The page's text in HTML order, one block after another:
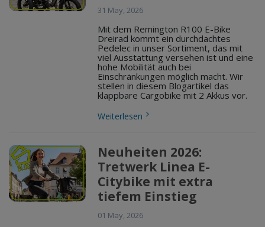
31 May, 2026
Mit dem Remington R100 E-Bike
Dreirad kommt ein durchdachtes
Pedelec in unser Sortiment, das mit
viel Ausstattung versehen ist und eine
hohe Mobilität auch bei
Einschränkungen möglich macht. Wir
stellen in diesem Blogartikel das
klappbare Cargobike mit 2 Akkus vor.
Weiterlesen
Neuheiten 2026:
Tretwerk Linea E-
Citybike mit extra
tiefem Einstieg
01 May, 2026